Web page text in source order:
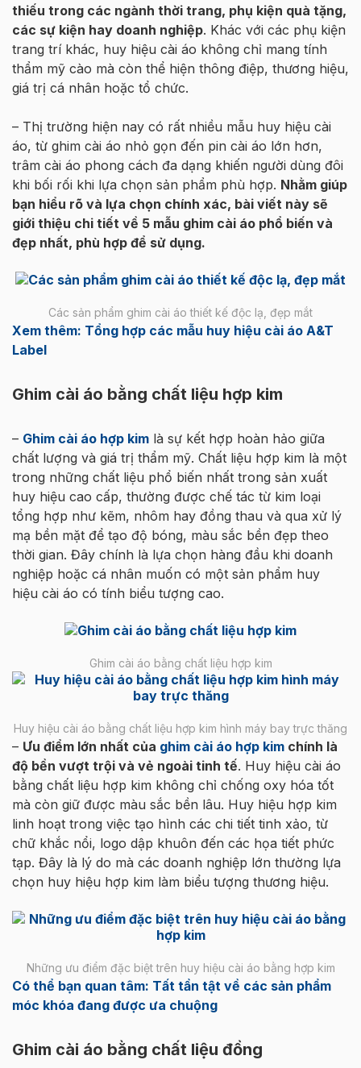
thiếu trong các ngành thời trang, phụ kiện quà tặng,
các sự kiện hay doanh nghiệp. Khác với các phụ kiện
trang trí khác, huy hiệu cài áo không chỉ mang tính
thẩm mỹ cào mà còn thể hiện thông điệp, thương hiệu,
giá trị cá nhân hoặc tổ chức.
– Thị trường hiện nay có rất nhiều mẫu huy hiệu cài
áo, từ ghim cài áo nhỏ gọn đến pin cài áo lớn hơn,
trâm cài áo phong cách đa dạng khiến người dùng đôi
khi bối rối khi lựa chọn sản phẩm phù hợp. Nhằm giúp
bạn hiểu rõ và lựa chọn chính xác, bài viết này sẽ
giới thiệu chi tiết về 5 mẫu ghim cài áo phổ biến và
đẹp nhất, phù hợp để sử dụng.
Các sản phẩm ghim cài áo thiết kế độc lạ, đẹp mắt
Xem thêm: Tổng hợp các mẫu huy hiệu cài áo A&T
Label
Ghim cài áo bằng chất liệu hợp kim
– Ghim cài áo hợp kim là sự kết hợp hoàn hảo giữa
chất lượng và giá trị thẩm mỹ. Chất liệu hợp kim là một
trong những chất liệu phổ biến nhất trong sản xuất
huy hiệu cao cấp, thường được chế tác từ kim loại
tổng hợp như kẽm, nhôm hay đồng thau và qua xử lý
mạ bền mặt để tạo độ bóng, màu sắc bền đẹp theo
thời gian. Đây chính là lựa chọn hàng đầu khi doanh
nghiệp hoặc cá nhân muốn có một sản phẩm huy
hiệu cài áo có tính biểu tượng cao.
Ghim cài áo bằng chất liệu hợp kim
Huy hiệu cài áo bằng chất liệu hợp kim hình máy bay trực thăng
– Ưu điểm lớn nhất của ghim cài áo hợp kim chính là
độ bền vượt trội và vẻ ngoài tinh tế. Huy hiệu cài áo
bằng chất liệu hợp kim không chỉ chống oxy hóa tốt
mà còn giữ được màu sắc bền lâu. Huy hiệu hợp kim
linh hoạt trong việc tạo hình các chi tiết tinh xảo, từ
chữ khắc nổi, logo dập khuôn đến các họa tiết phức
tạp. Đây là lý do mà các doanh nghiệp lớn thường lựa
chọn huy hiệu hợp kim làm biểu tượng thương hiệu.
Những ưu điểm đặc biệt trên huy hiệu cài áo bằng hợp kim
Có thể bạn quan tâm: Tất tần tật về các sản phẩm
móc khóa đang được ưa chuộng
Ghim cài áo bằng chất liệu đồng